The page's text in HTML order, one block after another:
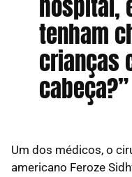
tenham
crianças
cabeça?”
Um dos médicos, o
americano Feroze